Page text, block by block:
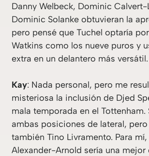
Danny Welbeck, Dominic Calvert-
Dominic Solanke obtuvieran la
pero pensé que Tuchel optaría
Watkins como los nueve puros y
extra en un delantero más versátil.
Kay: Nada personal, pero me
misteriosa la inclusión de Djed
mala temporada en el Tottenham.
ambas posiciones de lateral,
también Tino Livramento. Para mí,
Alexander-Arnold sería una mejor